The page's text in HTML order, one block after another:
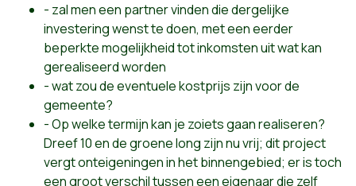
- zal men een partner vinden die dergelijke
investering wenst te doen, met een eerder
beperkte mogelijkheid tot inkomsten uit wat kan
gerealiseerd worden
- wat zou de eventuele kostprijs zijn voor de
gemeente?
- Op welke termijn kan je zoiets gaan realiseren?
Dreef 10 en de groene long zijn nu vrij; dit project
vergt onteigeningen in het binnengebied; er is toch
een groot verschil tussen een eigenaar die zelf